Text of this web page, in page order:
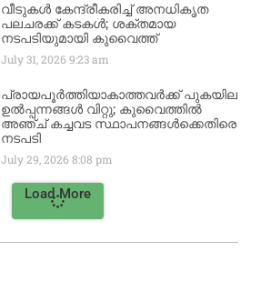
വീടുകൾ കേന്ദ്രീകരിച്ച് അനധികൃത
പലചരക്ക് കടകൾ; ശക്തമായ
നടപടിയുമായി കുവൈത്ത്
July 31, 20269:23 am
പ്രായപൂർത്തിയാകാത്തവർക്ക് പുകയില
ഉൽപ്പന്നങ്ങൾ വിറ്റു; കുവൈത്തിൽ
അഞ്ച് കച്ചവട സ്ഥാപനങ്ങൾക്കെതിരെ
നടപടി
July 29, 20268:08 pm
Load More